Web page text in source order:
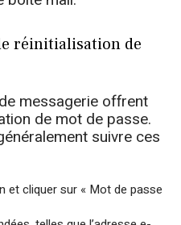
réinitialisation de
messagerie offrent
de mot de passe.
suivre ces
et cliquer sur « Mot de passe